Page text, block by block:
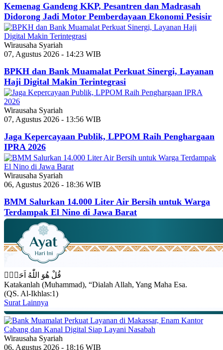
Kemenag Gandeng KKP, Pesantren dan Madrasah
Didorong Jadi Motor Pemberdayaan Ekonomi Pesisir
Wirausaha Syariah
07, Agustus 2026 - 14:23 WIB
BPKH dan Bank Muamalat Perkuat Sinergi, Layanan
Haji Digital Makin Terintegrasi
Wirausaha Syariah
07, Agustus 2026 - 13:56 WIB
Jaga Kepercayaan Publik, LPPOM Raih Penghargaan
IPRA 2026
Wirausaha Syariah
06, Agustus 2026 - 18:36 WIB
BMM Salurkan 14.000 Liter Air Bersih untuk Warga
Terdampak El Nino di Jawa Barat
قُلْ هُوَ اللّٰهُ اَحَدٌۚ
Katakanlah (Muhammad), “Dialah Allah, Yang Maha Esa.
(QS. Al-Ikhlas:1)
Surat Lainnya
Wirausaha Syariah
06, Agustus 2026 - 18:16 WIB